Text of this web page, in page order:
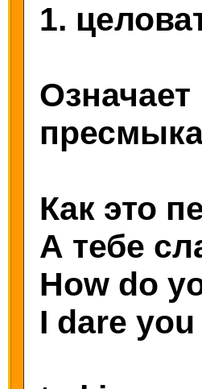
1.
Как это
А тебе
How do
I dare